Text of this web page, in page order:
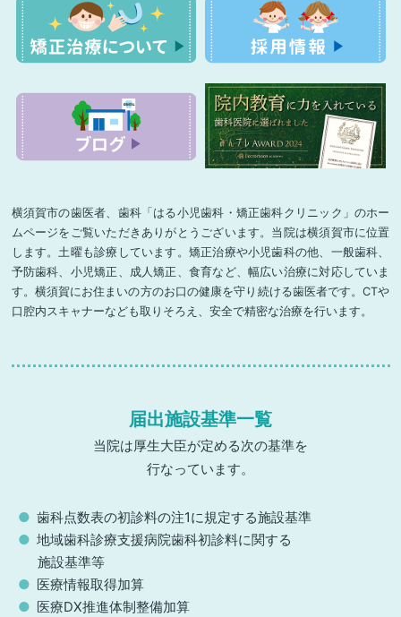
横須賀市の歯医者、歯科「はる小児歯科・矯正歯科クリニック」のホー
ムページをご覧いただきありがとうございます。当院は横須賀市に位置
します。土曜も診療しています。矯正治療や小児歯科の他、一般歯科、
予防歯科、小児矯正、成人矯正、食育など、幅広い治療に対応していま
す。横須賀にお住まいの方のお口の健康を守り続ける歯医者です。CTや
口腔内スキャナーなども取りそろえ、安全で精密な治療を行います。
届出施設基準一覧
当院は厚生大臣が定める次の基準を
行なっています。
歯科点数表の初診料の注1に規定する施設基準
地域歯科診療支援病院歯科初診料に関する
施設基準等
医療情報取得加算
医療DX推進体制整備加算